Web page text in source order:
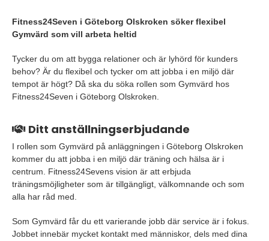
Fitness24Seven i Göteborg Olskroken söker flexibel
Gymvärd som vill arbeta heltid
Tycker du om att bygga relationer och är lyhörd för kunders
behov? Är du flexibel och tycker om att jobba i en miljö där
tempot är högt? Då ska du söka rollen som Gymvärd hos
Fitness24Seven i Göteborg Olskroken.
Ditt anställningserbjudande
I rollen som Gymvärd på anläggningen i Göteborg Olskroken
kommer du att jobba i en miljö där träning och hälsa är i
centrum. Fitness24Sevens vision är att erbjuda
träningsmöjligheter som är tillgängligt, välkomnande och som
alla har råd med.
Som Gymvärd får du ett varierande jobb där service är i fokus.
Jobbet innebär mycket kontakt med människor, dels med dina